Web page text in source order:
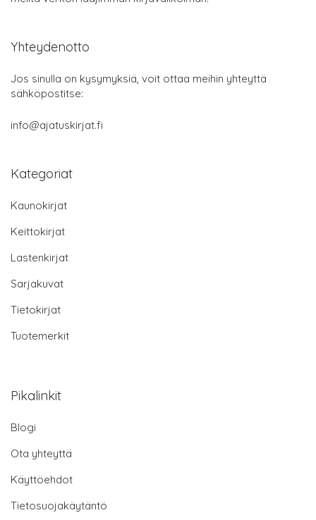
Yhteydenotto
Jos sinulla on kysymyksiä, voit ottaa meihin yhteyttä
sähköpostitse:
info@ajatuskirjat.fi
Kategoriat
Kaunokirjat
Keittokirjat
Lastenkirjat
Sarjakuvat
Tietokirjat
Tuotemerkit
Pikalinkit
Blogi
Ota yhteyttä
Käyttöehdot
Tietosuojakäytäntö